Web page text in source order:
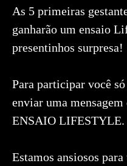
As 5 primeiras
ganharão um ensaio
presentinhos surpresa!
Para participar você
enviar uma
ENSAIO LIFESTYLE.
Estamos ansiosos